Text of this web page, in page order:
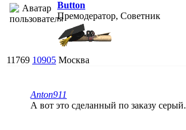
Button
Премодератор, Советник
11769 10905 Москва
Anton911
А вот это сделанный по заказу серый.